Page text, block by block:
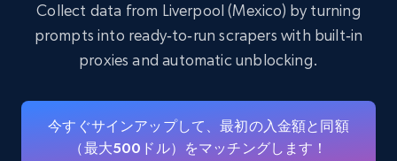
Crunchbase companies information
Industries, Operating status, and more.
15.6K+ 1.6K+ 無料トライアル
Collect data from Liverpool (Mexico) by turning
prompts into ready‑to‑run scrapers with built‑in
proxies and automatic unblocking.
今すぐサインアップして、最初の入金額と同額
（最大500ドル）をマッチングします！